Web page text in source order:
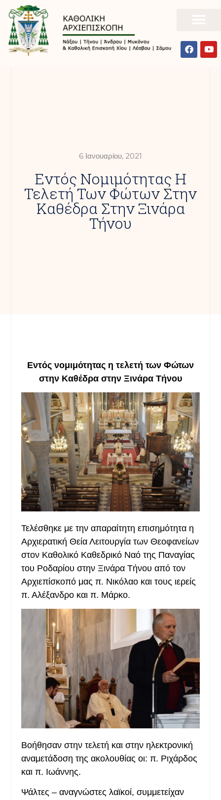
6 Ιανουαρίου, 2021
Εντός Νομιμότητας Η
Τελετή Των Φώτων Στην
Καθέδρα Στην Ξινάρα
Τήνου
Εντός νομιμότητας η τελετή των Φώτων
στην Καθέδρα στην Ξινάρα Τήνου
Τελέσθηκε με την απαραίτητη επισημότητα η
Αρχιερατική Θεία Λειτουργία των Θεοφανείων
στον Καθολικό Καθεδρικό Ναό της Παναγίας
του Ροδαρίου στην Ξινάρα Τήνου από τον
Αρχιεπίσκοπό μας π. Νικόλαο και τους ιερείς
π. Αλέξανδρο και π. Μάρκο.
Βοήθησαν στην τελετή και στην ηλεκτρονική
αναμετάδοση της ακολουθίας οι: π. Ριχάρδος
και π. Ιωάννης.
Ψάλτες – αναγνώστες λαϊκοί, συμμετείχαν